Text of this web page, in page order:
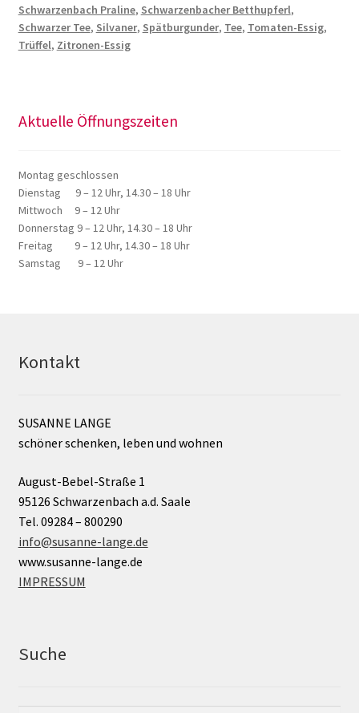
Schwarzenbach Praline, Schwarzenbacher Betthupferl,
Schwarzer Tee, Silvaner, Spätburgunder, Tee, Tomaten-Essig,
Trüffel, Zitronen-Essig
Aktuelle Öffnungszeiten
Montag geschlossen
Dienstag 9 – 12 Uhr, 14.30 – 18 Uhr
Mittwoch 9 – 12 Uhr
Donnerstag 9 – 12 Uhr, 14.30 – 18 Uhr
Freitag 9 – 12 Uhr, 14.30 – 18 Uhr
Samstag 9 – 12 Uhr
Kontakt
SUSANNE LANGE
schöner schenken, leben und wohnen
August-Bebel-Straße 1
95126 Schwarzenbach a.d. Saale
Tel. 09284 – 800290
info@susanne-lange.de
www.susanne-lange.de
IMPRESSUM
Suche